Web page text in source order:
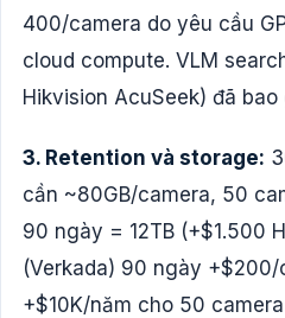
400/camera do yêu cầu
cloud compute. VLM
Hikvision AcuSeek) đã
3. Retention và storage:
cần ~80GB/camera, 50
90 ngày = 12TB (+$1.500
(Verkada) 90 ngày +$200/
+$10K/năm cho 50